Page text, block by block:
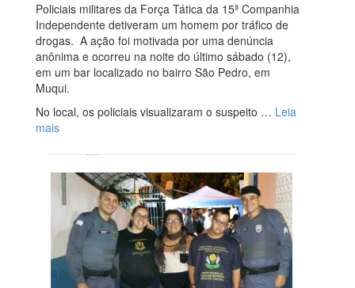
Policiais militares da Força Tática da 15ª Companhia
Independente detiveram um homem por tráfico de
drogas. A ação foi motivada por uma denúncia
anônima e ocorreu na noite do último sábado (12),
em um bar localizado no bairro São Pedro, em
Muqui.
No local, os policiais visualizaram o suspeito … Leia
mais